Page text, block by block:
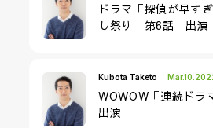
ドラマ「探偵が早す
し祭り」第6話 出演
Kubota Taketo
WOWOW「連続ド
出演